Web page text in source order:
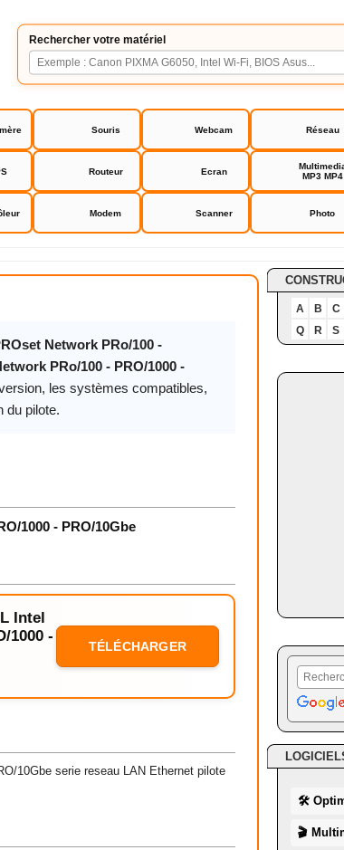
Rechercher votre matériel
Souris Webcam Réseau
Routeur Ecran
MP3 MP4
Modem Scanner Photo
PRo/100 - PRO/1000 - PRO/10Gbe driver
Network PRo/100 -
PRo/100 - PRO/1000 -
les systèmes compatibles,
du pilote.
1000 - PRO/10Gbe
Intel
1000 -
TÉLÉCHARGER
10Gbe serie reseau LAN Ethernet pilote
A B
C
Q
R S
🛠
🎬